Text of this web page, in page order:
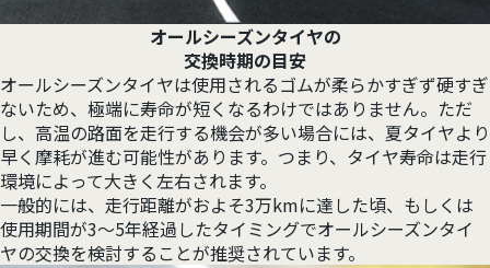
オールシーズンタイヤの
交換時期の目安
オールシーズンタイヤは使用されるゴムが柔らかすぎず硬すぎ
ないため、極端に寿命が短くなるわけではありません。ただ
し、高温の路面を走行する機会が多い場合には、夏タイヤより
早く摩耗が進む可能性があります。つまり、タイヤ寿命は走行
環境によって大きく左右されます。
一般的には、走行距離がおよそ3万kmに達した頃、もしくは
使用期間が3〜5年経過したタイミングでオールシーズンタイ
ヤの交換を検討することが推奨されています。